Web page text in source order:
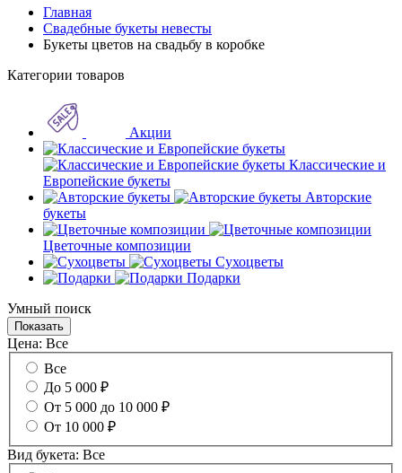
Главная
Свадебные букеты невесты
Букеты цветов на свадьбу в коробке
Категории товаров
Акции
Классические и
Европейские букеты
Авторские
букеты
Цветочные композиции
Сухоцветы
Подарки
Умный поиск
Цена: Все
Все
До 5 000 ₽
От 5 000 до 10 000 ₽
От 10 000 ₽
Вид букета: Все